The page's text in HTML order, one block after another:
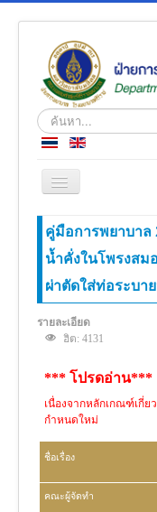
ค้นหา...
สลับ
เก
ชั่น
หน้าแรก
ข่าว
เกี่ยวกับเรา
โครงสร้างองค์กร
ตำราวิชาการ
งานวิจัย
คู่มือการพยาบาล
เอกสารประกอบการสอน
คู่มือการพยาบาล
น้ำคั่งในโพรงสม
ผ่าตัดใส่ท่อระบา
รายละเอียด
ฮิต: 4131
*** โปรดอ่าน***
เนื่องจากหลักเกณฑ์เกี่
กำหนดใหม่
ชื่อเรื่อง
คณะผู้จัดทำ